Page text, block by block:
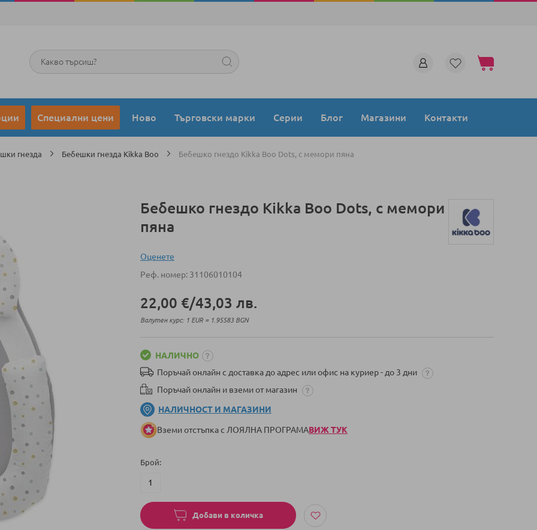
Моята количка
Търсене
Специални цени Ново Търговски марки Серии Блог Магазини Контакти
гнезда Бебешки гнезда Kikka Boo Бебешко гнездо Kikka Boo Dots, с мемори пяна
Бебешко гнездо Kikka Boo Dots, с мемори
пяна
Оценeте
Реф. номер 31106010104
22,00 €/43,03 лв.
Валутен курс: 1 EUR = 1.95583 BGN
НАЛИЧНО
Поръчай онлайн с доставка до адрес или офис на куриер - до 3 дни
Поръчай онлайн и вземи от магазин
НАЛИЧНОСТ И МАГАЗИНИ
Вземи отстъпка с ЛОЯЛНА ПРОГРАМАВИЖ ТУК
Брой
Добави в количка